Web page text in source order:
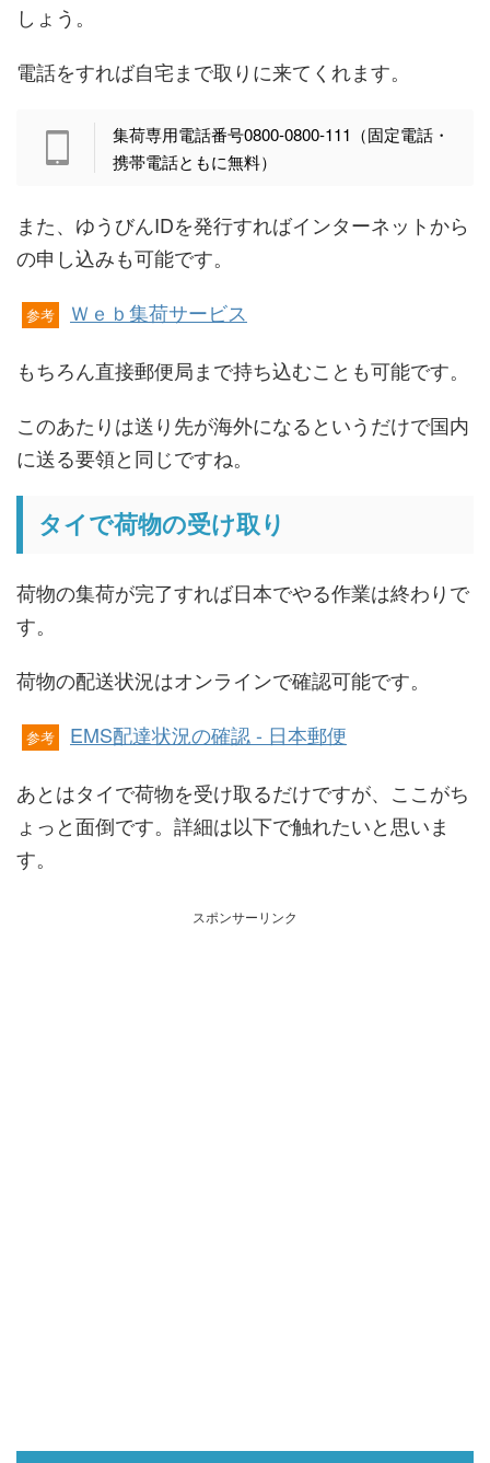
しょう。
電話をすれば自宅まで取りに来てくれます。
集荷専用電話番号0800-0800-111（固定電話・
携帯電話ともに無料）
また、ゆうびんIDを発行すればインターネットから
の申し込みも可能です。
参考 Ｗｅｂ集荷サービス
もちろん直接郵便局まで持ち込むことも可能です。
このあたりは送り先が海外になるというだけで国内
に送る要領と同じですね。
タイで荷物の受け取り
荷物の集荷が完了すれば日本でやる作業は終わりで
す。
荷物の配送状況はオンラインで確認可能です。
参考 EMS配達状況の確認 - 日本郵便
あとはタイで荷物を受け取るだけですが、ここがち
ょっと面倒です。詳細は以下で触れたいと思いま
す。
スポンサーリンク